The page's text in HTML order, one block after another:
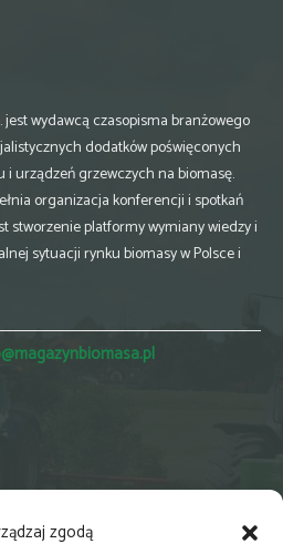
zgodą
jest wydawcą czasopisma branżowego
dodatków poświęconych
i urządzeń grzewczych na biomasę.
organizacja konferencji i spotkań
stworzenie platformy wymiany wiedzy i
sytuacji rynku biomasy w Polsce i